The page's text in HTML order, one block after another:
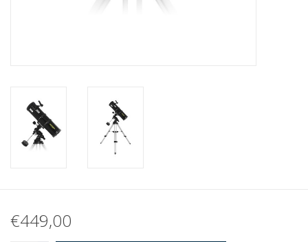
Zonnewaarneming
Cadeaubonnen
€449,00